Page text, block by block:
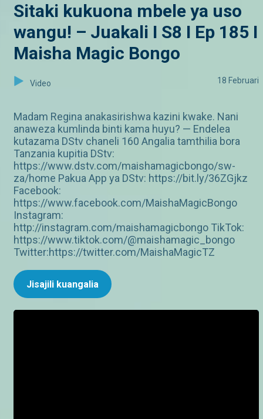
Sitaki kukuona mbele ya uso
wangu! – Juakali I S8 I Ep 185 I
Maisha Magic Bongo
Video 18 Februari
Madam Regina anakasirishwa kazini kwake. Nani
anaweza kumlinda binti kama huyu? — Endelea
kutazama DStv chaneli 160 Angalia tamthilia bora
Tanzania kupitia DStv:
https://www.dstv.com/maishamagicbongo/sw-
za/home Pakua App ya DStv: https://bit.ly/36ZGjkz
Facebook:
https://www.facebook.com/MaishaMagicBongo
Instagram:
http://instagram.com/maishamagicbongo TikTok:
https://www.tiktok.com/@maishamagic_bongo
Twitter:https://twitter.com/MaishaMagicTZ
Jisajili kuangalia